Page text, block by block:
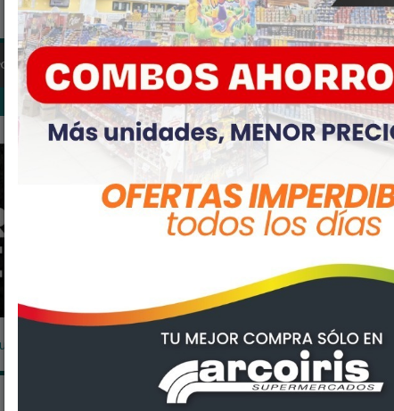
HOY OCIO DEPORTES FIGHIERA GENERAL LAGOS
de Empalme Graneros y le dispararon desde una bicicleta
POLICIALES